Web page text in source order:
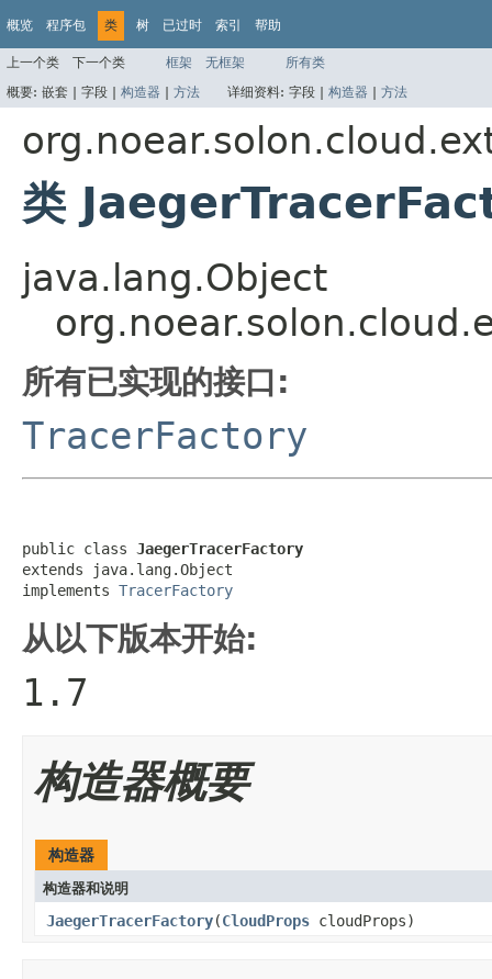
概览 程序包 类 树 已过时 索引 帮助
上一个类 下一个类 框架 无框架
所有类
概要: 嵌套 | 字段 | 构造器 | 方法 详细资料: 字段 | 构造器 | 方法
类
java.lang.Object
所有已实现的接口:
TracerFactory
public class JaegerTracerFactory
extends java.lang.Object
implements TracerFactory
从以下版本开始:
1.7
构造器概要
构造器
构造器和说明
JaegerTracerFactory(CloudProps cloudProps)